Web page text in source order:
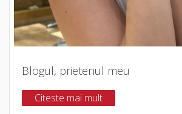
Blogul, prietenul meu
Citeste mai mult